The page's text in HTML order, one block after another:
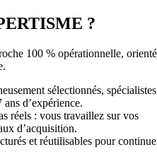
?
100 % opérationnelle,
sélectionnés, spécialistes
d’expérience.
réels : vous travaillez sur vos
d’acquisition.
et réutilisables pour